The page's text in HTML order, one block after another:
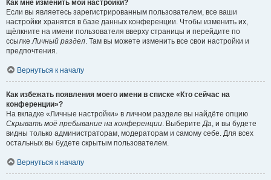
Как мне изменить мои настройки?
Если вы являетесь зарегистрированным пользователем, все ваши
настройки хранятся в базе данных конференции. Чтобы изменить их,
щёлкните на имени пользователя вверху страницы и перейдите по
ссылкеЛичный раздел. Там вы можете изменить все свои настройки и
предпочтения.
Вернуться к началу
Как избежать появления моего имени в списке «Кто сейчас на
конференции»?
На вкладке «Личные настройки» в личном разделе вы найдёте опцию
Скрывать моё пребывание на конференции. ВыберитеДа, и вы будете
видны только администраторам, модераторам и самому себе. Для всех
остальных вы будете скрытым пользователем.
Вернуться к началу